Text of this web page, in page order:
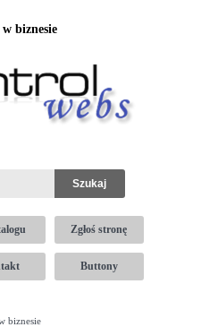
biznesie
Zgłoś stronę
Buttony
biznesie